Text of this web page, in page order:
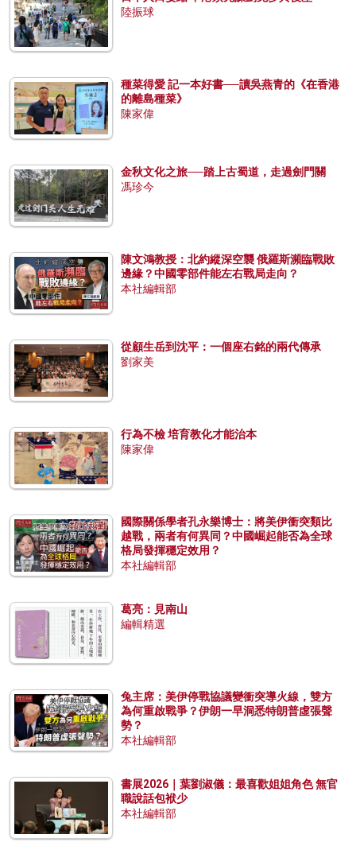
陸振球
種菜得愛 記一本好書──讀吳燕青的《在香港
的離島種菜》
陳家偉
金秋文化之旅──踏上古蜀道，走過劍門關
馮珍今
陳文鴻教授：北約縱深空襲 俄羅斯瀕臨戰敗
邊緣？中國零部件能左右戰局走向？
本社編輯部
從顧生岳到沈平：一個座右銘的兩代傳承
劉家美
行為不檢 培育教化才能治本
陳家偉
國際關係學者孔永樂博士：將美伊衝突類比
越戰，兩者有何異同？中國崛起能否為全球
格局發揮穩定效用？
本社編輯部
葛亮：見南山
編輯精選
兔主席：美伊停戰協議變衝突導火線，雙方
為何重啟戰爭？伊朗一早洞悉特朗普虛張聲
勢？
本社編輯部
書展2026｜葉劉淑儀：最喜歡姐姐角色 無官
職說話包袱少
本社編輯部